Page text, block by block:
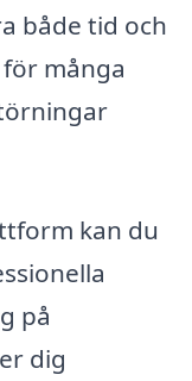
både tid och
många
kan du
på
dig